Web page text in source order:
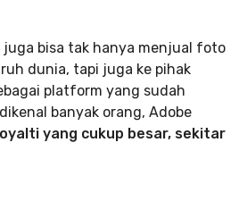
juga bisa tak hanya menjual foto
dunia, tapi juga ke pihak
platform yang sudah
banyak orang, Adobe
yang cukup besar, sekitar